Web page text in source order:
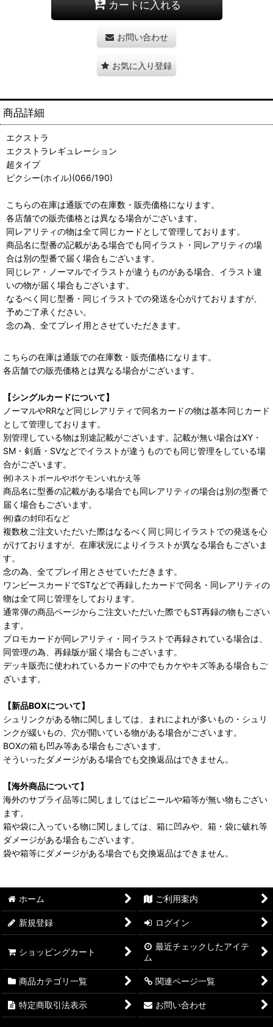
カートに入れる
お問い合わせ
お気に入り登録
商品詳細
エクストラ
エクストラレギュレーション
超タイプ
ピクシー(ホイル)(066/190)
こちらの在庫は通販での在庫数・販売価格になります。
各店舗での販売価格とは異なる場合がございます。
同レアリティの物は全て同じカードとして管理しております。
商品名に型番の記載がある場合でも同イラスト・同レアリティの場
合は別の型番で届く場合もございます。
同じレア・ノーマルでイラストが違うものがある場合、イラスト違
いの物が届く場合もございます。
なるべく同じ型番・同じイラストでの発送を心がけておりますが、
予めご了承ください。
念の為、全てプレイ用とさせていただきます。
こちらの在庫は通販での在庫数・販売価格になります。
各店舗での販売価格とは異なる場合がございます。
【シングルカードについて】
ノーマルやRRなど同じレアリティで同名カードの物は基本同じカード
として管理しております。
別管理している物は別途記載がございます。記載が無い場合はXY・
SM・剣盾・SVなどでイラストが違うものでも同じ管理をしている場
合がございます。
例)ネストボールやポケモンいれかえ等
商品名に型番の記載がある場合でも同レアリティの場合は別の型番で
届く場合もございます。
例)森の封印石など
複数枚ご注文いただいた際はなるべく同じ同じイラストでの発送を心
がけておりますが、在庫状況によりイラストが異なる場合もございま
す。
念の為、全てプレイ用とさせていただきます。
ワンピースカードでSTなどで再録したカードで同名・同レアリティの
物は全て同じ管理をしております。
通常弾の商品ページからご注文いただいた際でもST再録の物もござい
ます。
プロモカードが同レアリティ・同イラストで再録されている場合は、
同管理の為、再録版が届く場合もございます。
デッキ販売に使われているカードの中でもカケやキズ等ある場合もご
ざいます。
【新品BOXについて】
シュリンクがある物に関しましては、まれによれが多いもの・シュリ
ンクが緩いもの、穴が開いている物がある場合がございます。
BOXの箱も凹み等ある場合もございます。
そういったダメージがある場合でも交換返品はできません。
【海外商品について】
海外のサプライ品等に関しましてはビニールや箱等が無い物もござい
ます。
箱や袋に入っている物に関しましては、箱に凹みや、箱・袋に破れ等
ダメージがある場合もございます。
袋や箱等にダメージがある場合でも交換返品はできません。
ホーム ご利用案内
新規登録 ログイン
ショッピングカート
最近チェックしたアイテ
ム
商品カテゴリ一覧 関連ページ一覧
特定商取引法表示 お問い合わせ